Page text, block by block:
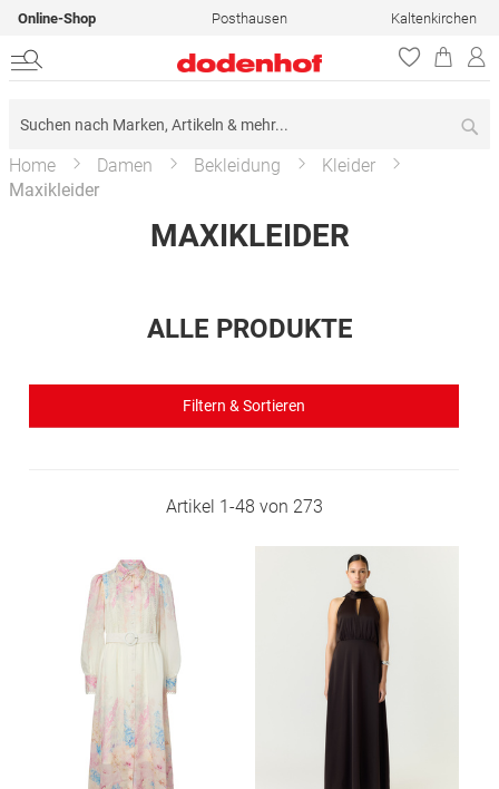
Online-Shop Posthausen Kaltenkirchen
Home Damen Bekleidung
Kleider
Maxikleider
MAXIKLEIDER
ALLE PRODUKTE
Filtern & Sortieren
Artikel 1-48 von 273